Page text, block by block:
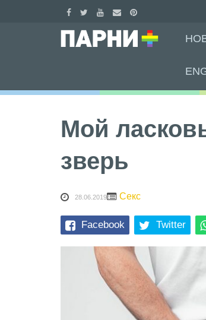
Мой
зверь
28.06.2019 Секс
Facebook Twitter